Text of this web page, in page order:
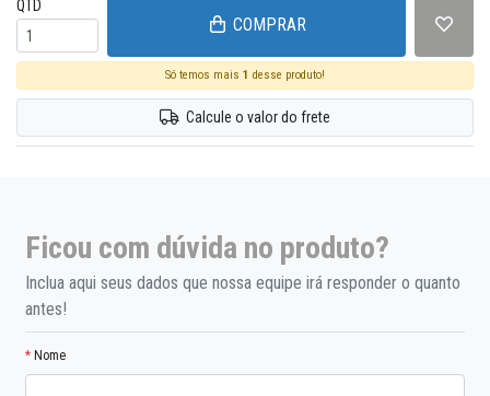
QTD
COMPRAR
Só temos mais 1 desse produto!
Calcule o valor do frete
Ficou com dúvida no produto?
Inclua aqui seus dados que nossa equipe irá responder o quanto
antes!
* Nome